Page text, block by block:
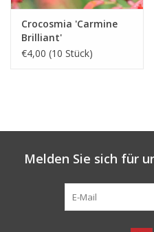
Crocosmia 'Carmine
Brilliant'
€4,00 (10 Stück)
Melden Sie sich für